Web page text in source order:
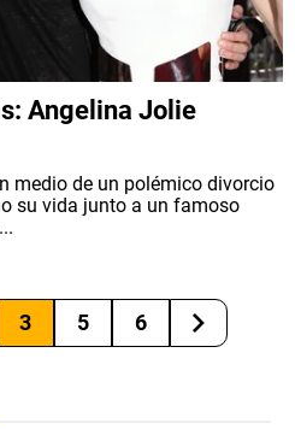
Angelina Jolie
medio de un polémico divorcio
su vida junto a un famoso
3 5 6